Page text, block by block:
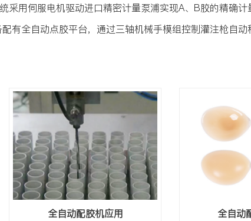
采用伺服电机驱动进口精密计量泵浦实现A、B胶的精确
有全自动点胶平台，通过三轴机械手模组控制灌注枪自动
全自动配胶机应用 全自动